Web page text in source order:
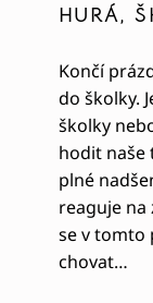
HURÁ,
Končí
do školky.
školky
hodit naše
plné
reaguje na
se v tomto
chovat…